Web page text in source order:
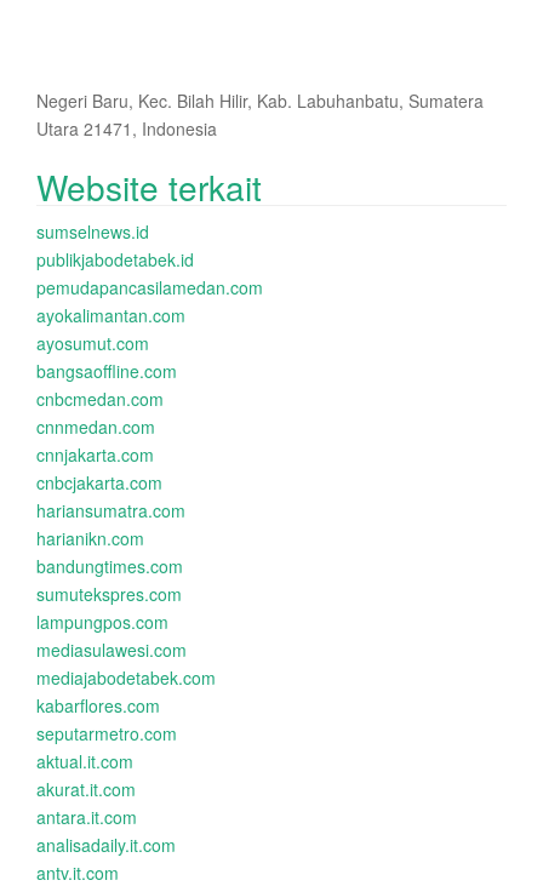
Negeri Baru, Kec. Bilah Hilir, Kab. Labuhanbatu, Sumatera
Utara 21471, Indonesia
Website terkait
sumselnews.id
publikjabodetabek.id
pemudapancasilamedan.com
ayokalimantan.com
ayosumut.com
bangsaoffline.com
cnbcmedan.com
cnnmedan.com
cnnjakarta.com
cnbcjakarta.com
hariansumatra.com
harianikn.com
bandungtimes.com
sumutekspres.com
lampungpos.com
mediasulawesi.com
mediajabodetabek.com
kabarflores.com
seputarmetro.com
aktual.it.com
akurat.it.com
antara.it.com
analisadaily.it.com
antv.it.com